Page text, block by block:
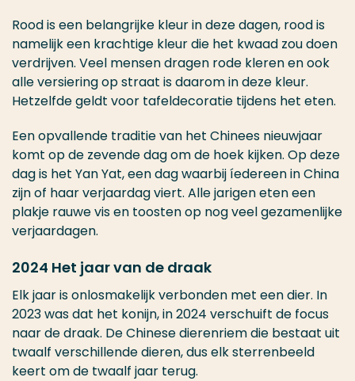
Rood is een belangrijke kleur in deze dagen, rood is
namelijk een krachtige kleur die het kwaad zou doen
verdrijven. Veel mensen dragen rode kleren en ook
alle versiering op straat is daarom in deze kleur.
Hetzelfde geldt voor tafeldecoratie tijdens het eten.
Een opvallende traditie van het Chinees nieuwjaar
komt op de zevende dag om de hoek kijken. Op deze
dag is het Yan Yat, een dag waarbij íedereen in China
zijn of haar verjaardag viert. Alle jarigen eten een
plakje rauwe vis en toosten op nog veel gezamenlijke
verjaardagen.
2024 Het jaar van de draak
Elk jaar is onlosmakelijk verbonden met een dier. In
2023 was dat het konijn, in 2024 verschuift de focus
naar de draak. De Chinese dierenriem die bestaat uit
twaalf verschillende dieren, dus elk sterrenbeeld
keert om de twaalf jaar terug.